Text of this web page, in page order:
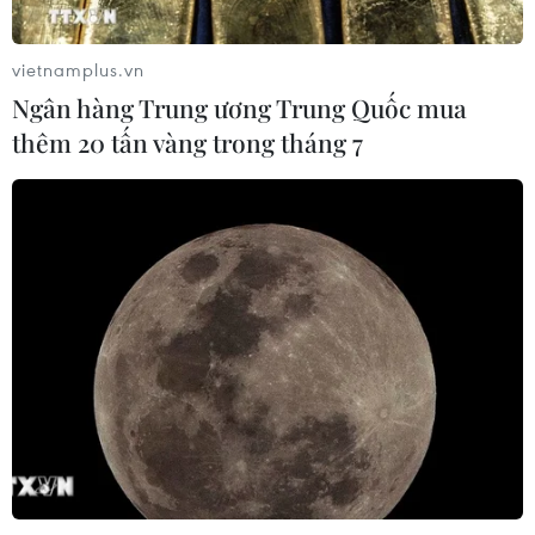
22/07/2026 22:56
Tỷ phú Bill Gates nhấn mạnh tầm
quan trọng của đầu tư vào con người
và công nghệ
Xem thêm
CƠ QUAN CHỦ QUẢN: THÔNG TẤN XÃ VIỆT NAM
vietnamplus.vn
Ngân hàng Trung ương Trung Quốc mua
thêm 20 tấn vàng trong tháng 7